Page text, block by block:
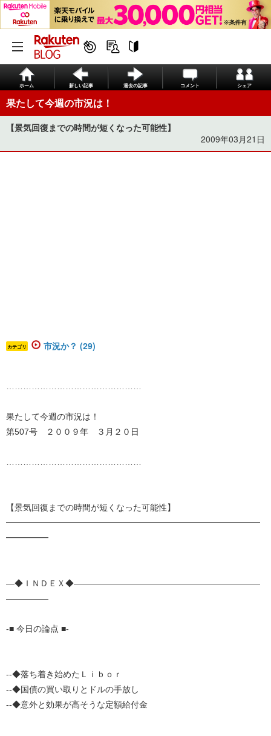
ホーム 新しい記事 過去の記事 コメント シェア
果たして今週の市況は！
【景気回復までの時間が短くなった可能性】
2009年03月21日
カテゴリ 市況か？ (29)
果たして今週の市況は！
第507号 ２００９年 ３月２０日
【景気回復までの時間が短くなった可能性】
━━━━━━━━━━━━━━━━━━━━━━━━━━━━━━
━━━━━
―◆ＩＮＤＥＸ◆――――――――――――――――――――――
―――――
-■ 今日の論点 ■-
--◆落ち着き始めたＬｉｂｏｒ
--◆国債の買い取りとドルの手放し
--◆意外と効果が高そうな定額給付金